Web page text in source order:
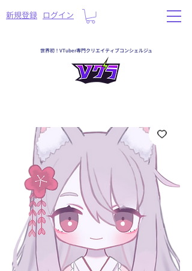
​新規登録 ログイン
世界初！VTuber専門クリエイティブコンシェルジュ